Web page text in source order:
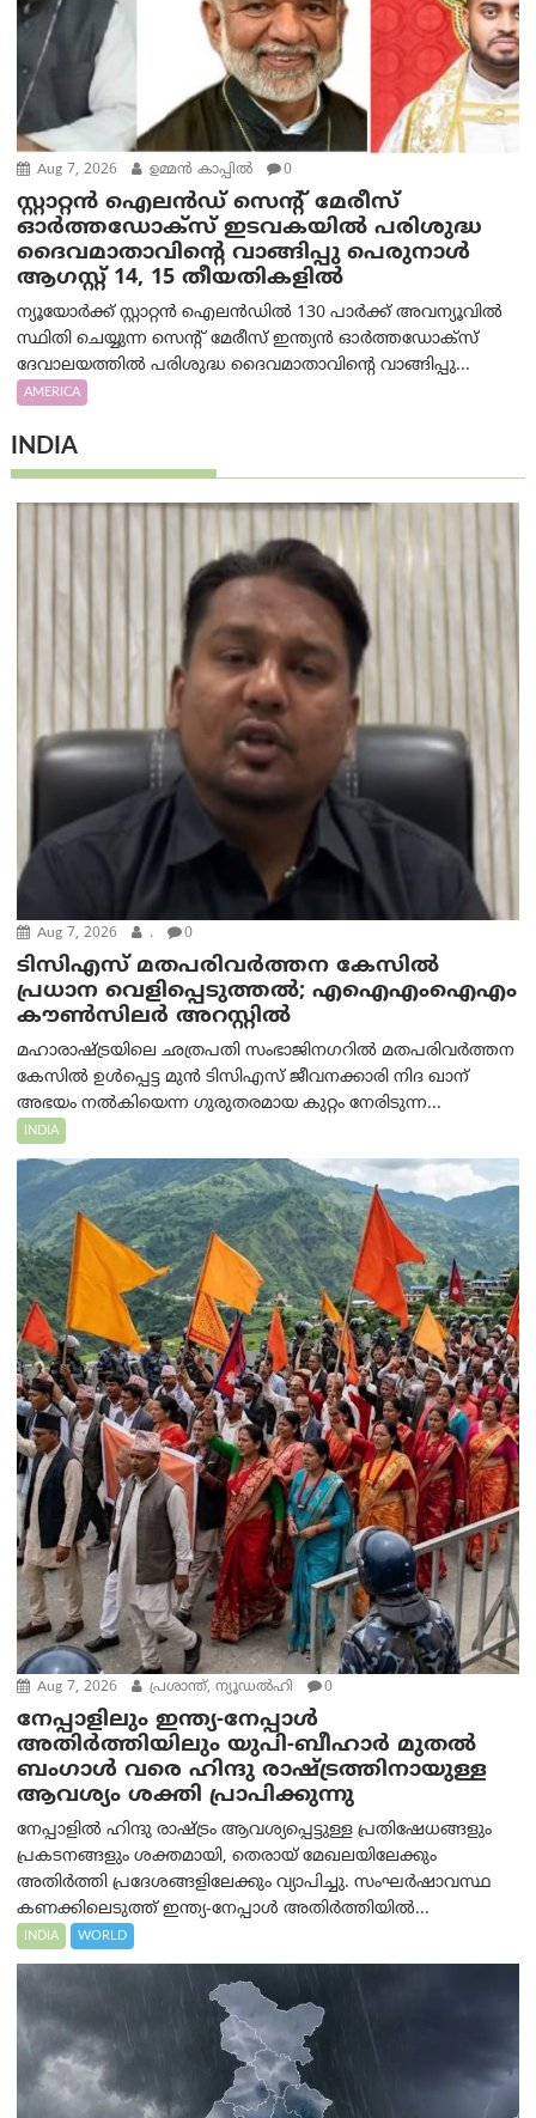
Aug 7, 2026 ഉമ്മന്‍ കാപ്പില്‍ 0
സ്റ്റാറ്റൻ ഐലൻഡ് സെന്റ് മേരീസ്
ഓർത്തഡോക്സ് ഇടവകയിൽ പരിശുദ്ധ
ദൈവമാതാവിന്റെ വാങ്ങിപ്പു പെരുനാൾ
ആഗസ്റ്റ് 14, 15 തീയതികളിൽ
ന്യൂയോർക്ക് സ്റ്റാറ്റൻ ഐലൻഡിൽ 130 പാർക്ക് അവന്യൂവിൽ
സ്ഥിതി ചെയ്യുന്ന സെന്റ് മേരീസ് ഇന്ത്യൻ ഓർത്തഡോക്സ്
ദേവാലയത്തിൽ പരിശുദ്ധ ദൈവമാതാവിന്റെ വാങ്ങിപ്പു...
AMERICA
INDIA
Aug 7, 2026 . 0
ടിസിഎസ് മതപരിവർത്തന കേസിൽ
പ്രധാന വെളിപ്പെടുത്തൽ; എഐഎംഐഎം
കൗൺസിലർ അറസ്റ്റിൽ
മഹാരാഷ്ട്രയിലെ ഛത്രപതി സംഭാജിനഗറിൽ മതപരിവർത്തന
കേസിൽ ഉൾപ്പെട്ട മുൻ ടിസിഎസ് ജീവനക്കാരി നിദ ഖാന്
അഭയം നൽകിയെന്ന ഗുരുതരമായ കുറ്റം നേരിടുന്ന...
INDIA
Aug 7, 2026 പ്രശാന്ത്, ന്യൂഡല്‍ഹി 0
നേപ്പാളിലും ഇന്ത്യ-നേപ്പാൾ
അതിർത്തിയിലും യുപി-ബീഹാർ മുതൽ
ബംഗാൾ വരെ ഹിന്ദു രാഷ്ട്രത്തിനായുള്ള
ആവശ്യം ശക്തി പ്രാപിക്കുന്നു
നേപ്പാളിൽ ഹിന്ദു രാഷ്ട്രം ആവശ്യപ്പെട്ടുള്ള പ്രതിഷേധങ്ങളും
പ്രകടനങ്ങളും ശക്തമായി, തെരായ് മേഖലയിലേക്കും
അതിർത്തി പ്രദേശങ്ങളിലേക്കും വ്യാപിച്ചു. സംഘർഷാവസ്ഥ
കണക്കിലെടുത്ത് ഇന്ത്യ-നേപ്പാൾ അതിർത്തിയിൽ...
INDIA WORLD